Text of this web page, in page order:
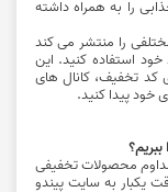
را به همراه داشته
را منتشر می ‌کند
استفاده کنید. این
کد تخفیف، کانال ‌های
خود پیدا کنید.
محصولات تخفیفی
یکبار به سایت پیندو